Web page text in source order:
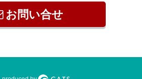
お問い合せ